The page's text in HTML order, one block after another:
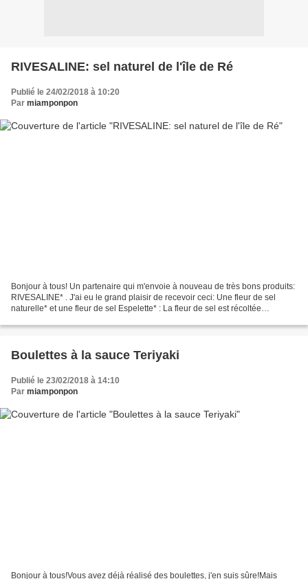
RIVESALINE: sel naturel de l'île de Ré
Publié le 24/02/2018 à 10:20
Par miamponpon
Bonjour à tous! Un partenaire qui m'envoie à nouveau de très bons produits:
RIVESALINE* . J'ai eu le grand plaisir de recevoir ceci: Une fleur de sel
naturelle* et une fleur de sel Espelette* : La fleur de sel est récoltée
Boulettes à la sauce Teriyaki
Publié le 23/02/2018 à 14:10
Par miamponpon
Bonjour à tous!Vous avez déjà réalisé des boulettes, j'en suis sûre!Mais